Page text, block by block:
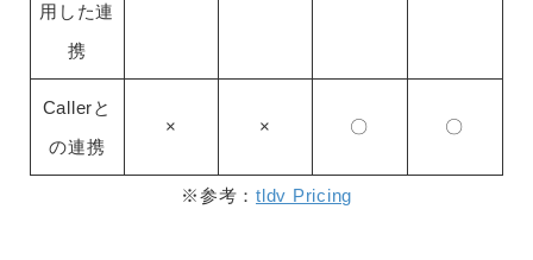
用した連
携
Callerと
の連携
× × 〇 〇
※参考： tldv Pricing